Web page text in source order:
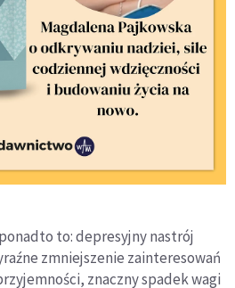
to: depresyjny nastrój
zmniejszenie zainteresowań
znaczny spadek wagi